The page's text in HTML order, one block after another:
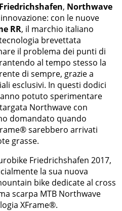
, Northwave
con le nuove
RR, il marchio italiano
brevettata
il problema dei punti di
al tempo stesso la
di sempre, grazie a
esclusivi. In questi dodici
potuto sperimentare
Northwave con
domandato quando
sarebbero arrivati
grasse.
Friedrichshafen 2017,
la sua nuova
bike dedicate al cross
scarpa MTB Northwave
XFrame®.